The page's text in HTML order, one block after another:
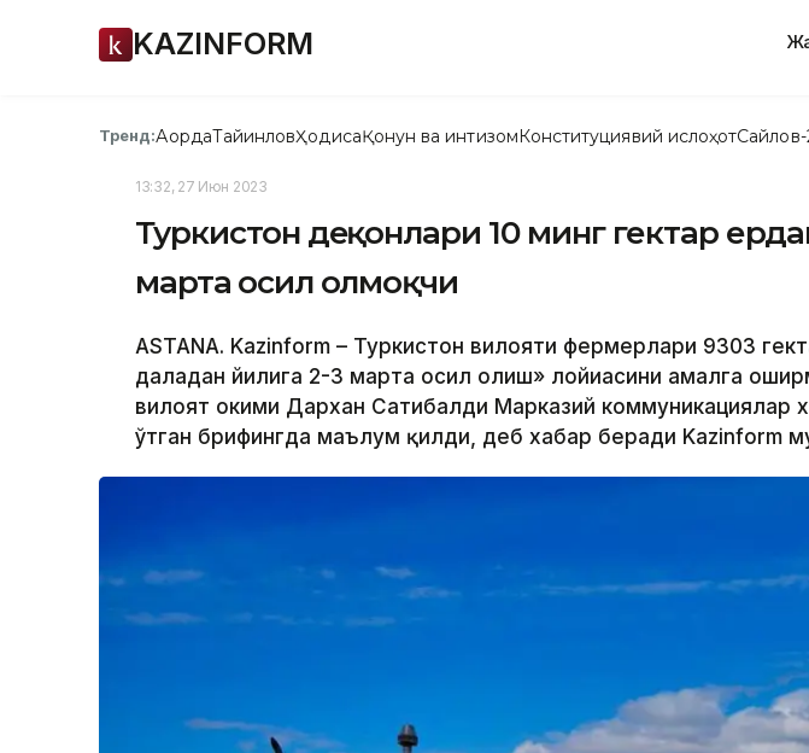
KAZINFORM
Тренд:АқордаТайинловҲодисаҚонун ва интизомКонституциявий ислоҳот
13:32, 27 Июн 2023
Туркистон деҳқонлари 10 минг гектар
марта ҳосил олмоқчи
ASTANA. Kazinform – Туркистон вилояти фермерлари 9303
даладан йилига 2-3 марта ҳосил олиш» лойиҳасини амалга
вилоят ҳокими Дархан Сатибалди Марказий коммуникациялар
ўтган брифингда маълум қилди, деб хабар беради Kazinform